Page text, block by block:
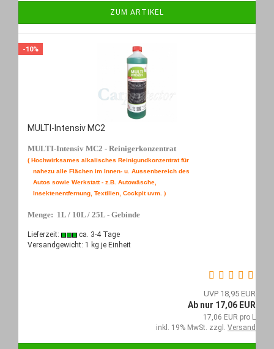
ZUM ARTIKEL
-10%
MULTI-Intensiv MC2
MULTI-Intensiv MC2 - Reinigerkonzentrat
( Hochwirksames alkalisches Reinigundkonzentrat für
nahezu alle Flächen im Innen- u. Aussenbereich des
Autos sowie Werkstatt - z.B. Autowäsche,
Insektenentfernung, Textilien, Cockpit uvm. )
Menge: 1L / 10L / 25L - Gebinde
Lieferzeit:
ca. 3-4 Tage
Versandgewicht: 1 kg je Einheit
UVP 18,95 EUR
Ab nur 17,06 EUR
17,06 EUR pro L
inkl. 19% MwSt. zzgl. Versand